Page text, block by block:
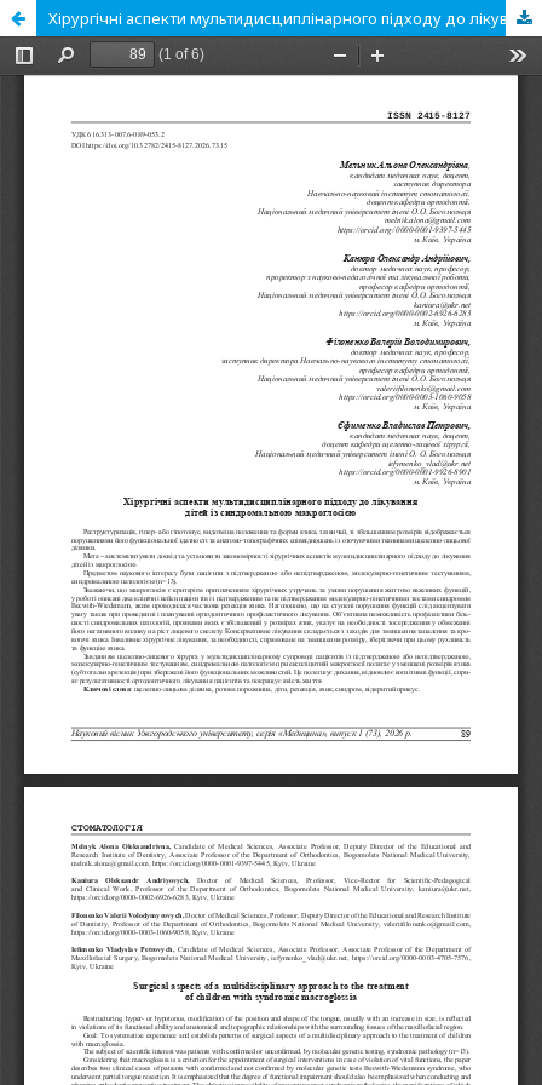
Хірургічні аспекти мультидисциплінарного підходу до лікування дітей із синдромальною макроглосією